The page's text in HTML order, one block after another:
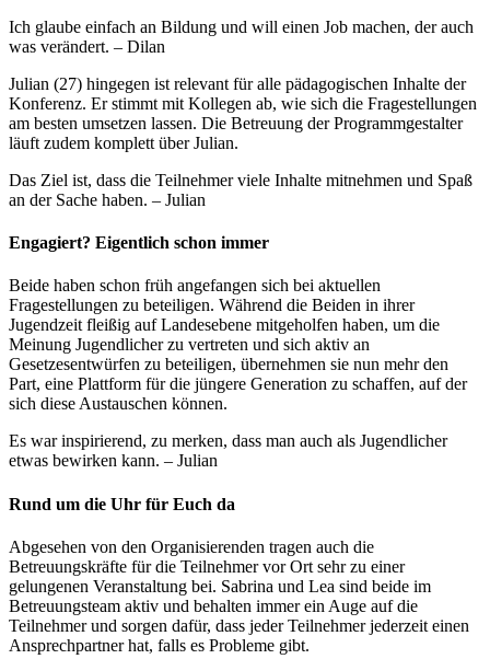
Ich glaube einfach an Bildung und will einen Job machen, der auch
was verändert. – Dilan
Julian (27) hingegen ist relevant für alle pädagogischen Inhalte der
Konferenz. Er stimmt mit Kollegen ab, wie sich die Fragestellungen
am besten umsetzen lassen. Die Betreuung der Programmgestalter
läuft zudem komplett über Julian.
Das Ziel ist, dass die Teilnehmer viele Inhalte mitnehmen und Spaß
an der Sache haben. – Julian
Engagiert? Eigentlich schon immer
Beide haben schon früh angefangen sich bei aktuellen
Fragestellungen zu beteiligen. Während die Beiden in ihrer
Jugendzeit fleißig auf Landesebene mitgeholfen haben, um die
Meinung Jugendlicher zu vertreten und sich aktiv an
Gesetzesentwürfen zu beteiligen, übernehmen sie nun mehr den
Part, eine Plattform für die jüngere Generation zu schaffen, auf der
sich diese Austauschen können.
Es war inspirierend, zu merken, dass man auch als Jugendlicher
etwas bewirken kann. – Julian
Rund um die Uhr für Euch da
Abgesehen von den Organisierenden tragen auch die
Betreuungskräfte für die Teilnehmer vor Ort sehr zu einer
gelungenen Veranstaltung bei. Sabrina und Lea sind beide im
Betreuungsteam aktiv und behalten immer ein Auge auf die
Teilnehmer und sorgen dafür, dass jeder Teilnehmer jederzeit einen
Ansprechpartner hat, falls es Probleme gibt.